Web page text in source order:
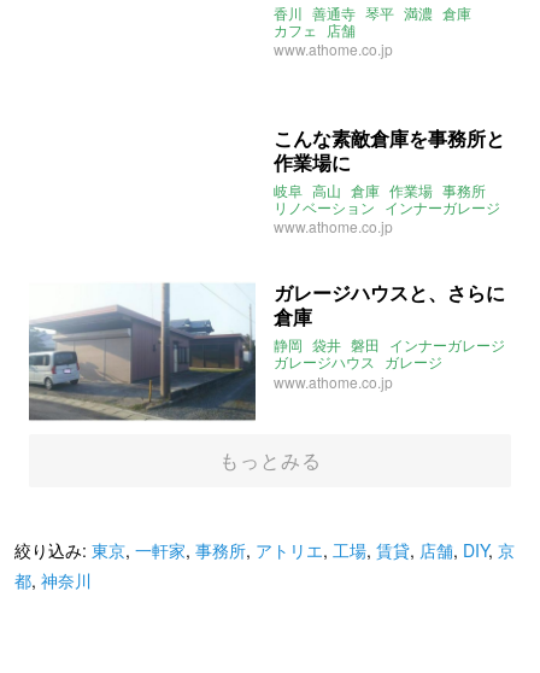
香川 善通寺 琴平 満濃 倉庫
カフェ
店舗
www.athome.co.jp
こんな素敵倉庫を事務所と
作業場に
岐阜 高山 倉庫 作業場 事務所
リノベーション インナーガレージ
www.athome.co.jp
ガレージハウスと、さらに
倉庫
静岡 袋井 磐田 インナーガレージ
ガレージハウス
ガレージ
倉庫付住宅 倉庫
www.athome.co.jp
もっとみる
絞り込み: 東京, 一軒家, 事務所, アトリエ, 工場, 賃貸, 店舗, DIY, 京
都, 神奈川